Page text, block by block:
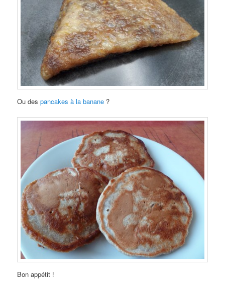
Ou despancakes à la banane ?
Bon appétit !